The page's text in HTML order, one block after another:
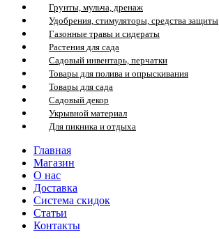
Грунты, мульча, дренаж
Удобрения, стимуляторы, средства защиты
Газонные травы и сидераты
Растения для сада
Садовый инвентарь, перчатки
Товары для полива и опрыскивания
Товары для сада
Садовый декор
Укрывной материал
Для пикника и отдыха
Главная
Магазин
О нас
Доставка
Система скидок
Статьи
Контакты